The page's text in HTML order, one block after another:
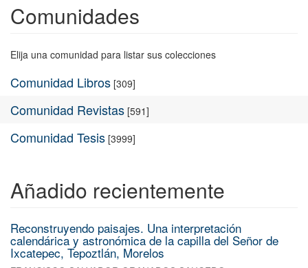
Comunidades
Elija una comunidad para listar sus colecciones
Comunidad Libros [309]
Comunidad Revistas [591]
Comunidad Tesis [3999]
Añadido recientemente
Reconstruyendo paisajes. Una interpretación
calendárica y astronómica de la capilla del Señor de
Ixcatepec, Tepoztlán, Morelos